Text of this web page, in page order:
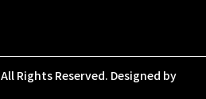
All Rights Reserved. Designed by